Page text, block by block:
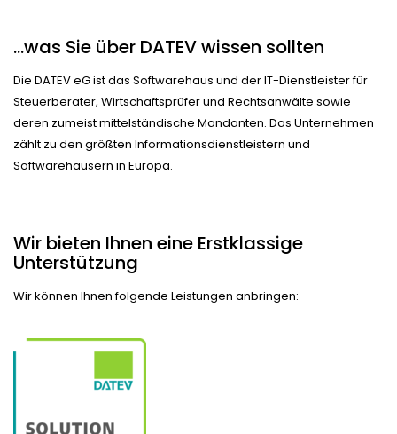
…was Sie über DATEV wissen sollten
Die DATEV eG ist das Softwarehaus und der IT-Dienstleister für
Steuerberater, Wirtschaftsprüfer und Rechtsanwälte sowie
deren zumeist mittelständische Mandanten. Das Unternehmen
zählt zu den größten Informationsdienstleistern und
Softwarehäusern in Europa.
Wir bieten Ihnen eine Erstklassige
Unterstützung
Wir können Ihnen folgende Leistungen anbringen: